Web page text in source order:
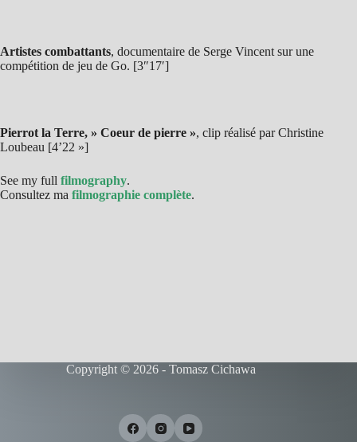
Artistes combattants, documentaire de Serge Vincent sur une
compétition de jeu de Go. [3″17′]
Pierrot la Terre, » Coeur de pierre », clip réalisé par Christine
Loubeau [4’22 »]
See my full filmography.
Consultez ma filmographie complète.
Copyright © 2026 - Tomasz Cichawa